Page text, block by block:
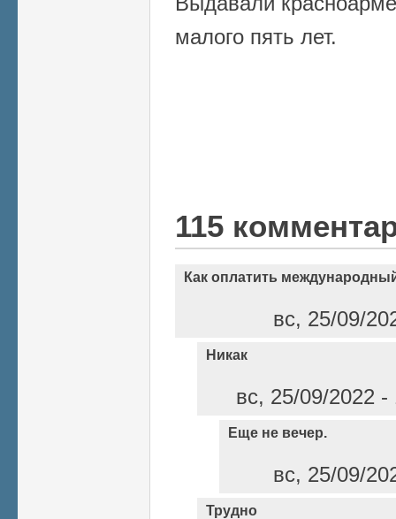
малого пять лет.
115
Как оплатить
вс, 25/09/
Никак
вс, 25/09/2022
Еще не вечер.
вс, 25/09/
Трудно